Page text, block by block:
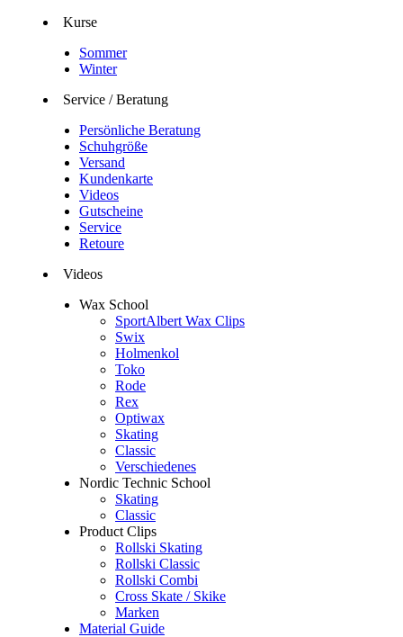
Kurse
Sommer
Winter
Service / Beratung
Persönliche Beratung
Schuhgröße
Versand
Kundenkarte
Videos
Gutscheine
Service
Retoure
Videos
Wax School
SportAlbert Wax Clips
Swix
Holmenkol
Toko
Rode
Rex
Optiwax
Skating
Classic
Verschiedenes
Nordic Technic School
Skating
Classic
Product Clips
Rollski Skating
Rollski Classic
Rollski Combi
Cross Skate / Skike
Marken
Material Guide